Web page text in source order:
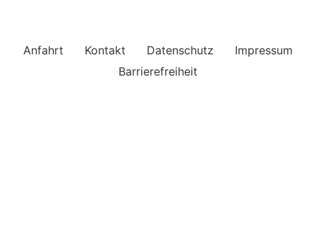
Anfahrt Kontakt Datenschutz
Impressum
Barrierefreiheit